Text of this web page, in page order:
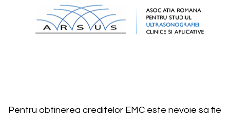
Pentru obtinerea creditelor EMC este nevoie sa fie